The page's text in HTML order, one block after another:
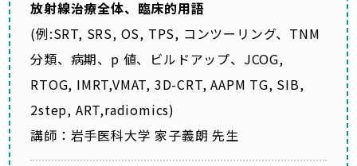
放射線治療全体、臨床的用語
(例:SRT, SRS, OS, TPS, コンツーリング、TNM
分類、病期、p 値、ビルドアップ、JCOG,
RTOG, IMRT,VMAT, 3D-CRT, AAPM TG, SIB,
2step, ART,radiomics)
講師：岩手医科大学 家子義朗 先生